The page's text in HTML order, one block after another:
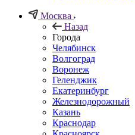
Москва
Назад
Города
Челябинск
Волгоград
Воронеж
Геленджик
Екатеринбург
Железнодорожный
Казань
Краснодар